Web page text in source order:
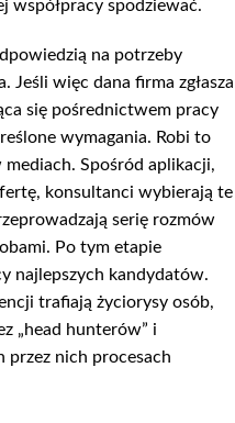
współpracy spodziewać.
na potrzeby
Jeśli więc dana firma zgłasza
się pośrednictwem pracy
wymagania. Robi to
Spośród aplikacji,
konsultanci wybierają te
serię rozmów
Po tym etapie
najlepszych kandydatów.
trafiają życiorysy osób,
„head hunterów” i
przez nich procesach